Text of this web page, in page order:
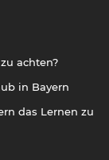
achten?
in Bayern
das Lernen zu